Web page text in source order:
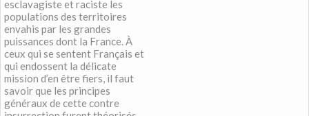
esclavagiste et raciste les
populations des territoires
envahis par les grandes
puissances dont la France. À
ceux qui se sentent Français et
qui endossent la délicate
mission d’en être fiers, il faut
savoir que les principes
généraux de cette contre